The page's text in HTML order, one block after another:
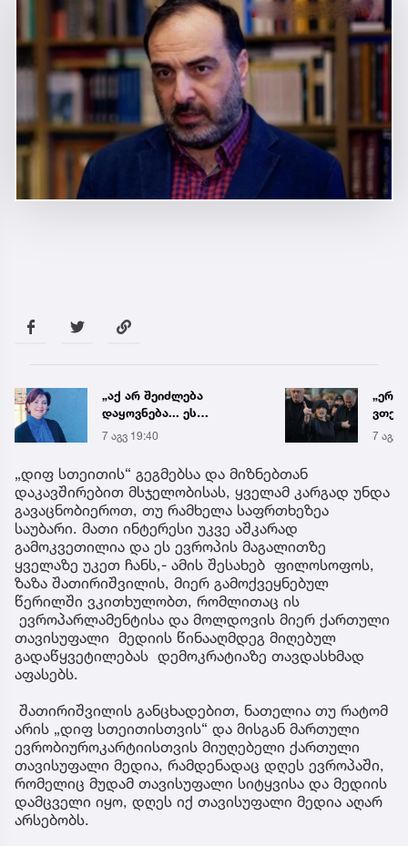
„აქ არ შეიძლება
დაყოვნება... ეს
დაავადება ყალიბდება 72
საათში“ - ექიმის
საგანგებო გაფრთხილება
7 აგვ 19:40
ნია
7 აგვ
„დიფ სთეითის“ გეგმებსა და მიზნებთან
დაკავშირებით მსჯელობისას, ყველამ კარგად უნდა
გავაცნობიეროთ, თუ რამხელა საფრთხეზეა
საუბარი. მათი ინტერესი უკვე აშკარად
გამოკვეთილია და ეს ევროპის მაგალითზე
ყველაზე უკეთ ჩანს,- ამის შესახებ ფილოსოფოს,
ზაზა შათირიშვილის, მიერ გამოქვეყნებულ
წერილში ვკითხულობთ, რომლითაც ის
ევროპარლამენტისა და მოლდოვის მიერ ქართული
თავისუფალი მედიის წინააღმდეგ მიღებულ
გადაწყვეტილებას დემოკრატიაზე თავდასხმად
აფასებს.
შათირიშვილის განცხადებით, ნათელია თუ რატომ
არის „დიფ სთეითისთვის“ და მისგან მართული
ევრობიუროკარტიისთვის მიუღებელი ქართული
თავისუფალი მედია, რამდენადაც დღეს ევროპაში,
რომელიც მუდამ თავისუფალი სიტყვისა და მედიის
დამცველი იყო, დღეს იქ თავისუფალი მედია აღარ
არსებობს.